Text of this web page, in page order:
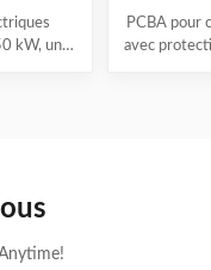
kW, un
Prend
PCBA pour
avec